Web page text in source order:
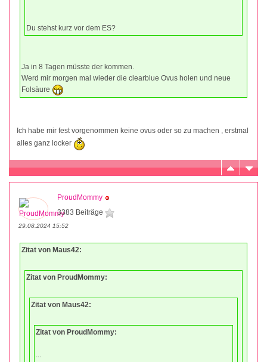
Du stehst kurz vor dem ES?
Ja in 8 Tagen müsste der kommen.
Werd mir morgen mal wieder die clearblue Ovus holen und neue
Folsäure
Ich habe mir fest vorgenommen keine ovus oder so zu machen , erstmal
alles ganz locker
ProudMommy
3383 Beiträge
29.08.2024 15:52
Zitat von Maus42:
Zitat von ProudMommy:
Zitat von Maus42:
Zitat von ProudMommy:
...